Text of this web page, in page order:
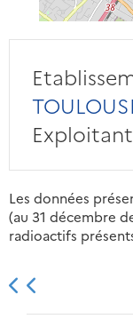
Les données
(au 31 décembre
radioactifs